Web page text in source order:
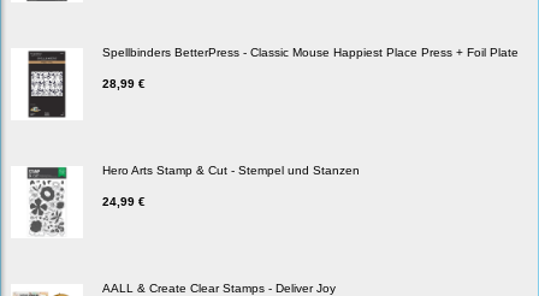
Spellbinders BetterPress - Classic Mouse Happiest Place Press + Foil Plate
28,99 €
Hero Arts Stamp & Cut - Stempel und Stanzen
24,99 €
AALL & Create Clear Stamps - Deliver Joy